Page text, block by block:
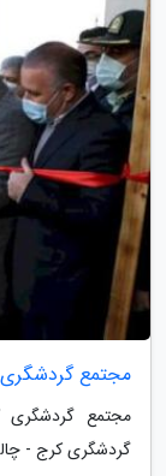
مجتمع
مجتمع گردشگری
گردشگری کرج -